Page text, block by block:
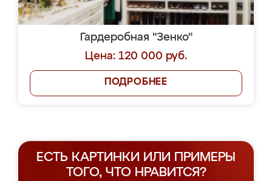
Гардеробная "Зенко"
Цена: 120 000 руб.
ПОДРОБНЕЕ
ЕСТЬ КАРТИНКИ ИЛИ ПРИМЕРЫ
ТОГО, ЧТО НРАВИТСЯ?